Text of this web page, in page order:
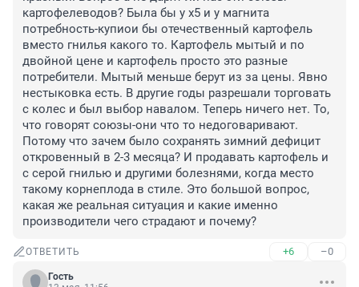
картофелеводов? Была бы у х5 и у магнита
потребность-купиои бы отечественный картофель
вместо гнилья какого то. Картофель мытый и по
двойной цене и картофель просто это разные
потребители. Мытый меньше берут из за цены. Явно
нестыковка есть. В другие годы разрешали торговать
с колес и был выбор навалом. Теперь ничего нет. То,
что говорят союзы-они что то недоговаривают.
Потому что зачем было сохранять зимний дефицит
откровенный в 2-3 месяца? И продавать картофель и
с серой гнилью и другими болезнями, когда место
такому корнеплода в стиле. Это большой вопрос,
какая же реальная ситуация и какие именно
производители чего страдают и почему?
ОТВЕТИТЬ +6 –0
Гость